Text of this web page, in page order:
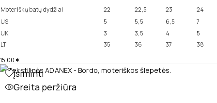
Moteriškų batų dydžiai 22 22,5 23
24
US
5 5,5 6,5
7
UK
3 3,5 4
5
LT
35 36 37
38
15,00 €
Įsiminti
Greita peržiūra